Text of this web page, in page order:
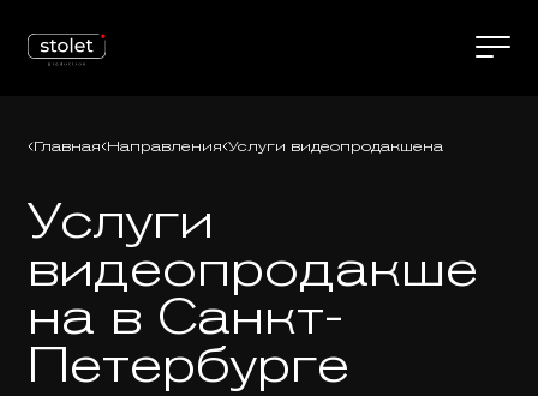
Главная Направления Услуги видеопродакшена
Услуги
видеопродакше
на в Санкт-
Петербурге